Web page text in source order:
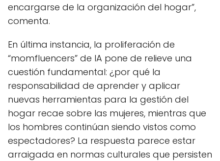
encargarse de la organización del hogar”,
comenta.
En última instancia, la proliferación de
“momfluencers” de IA pone de relieve una
cuestión fundamental: ¿por qué la
responsabilidad de aprender y aplicar
nuevas herramientas para la gestión del
hogar recae sobre las mujeres, mientras que
los hombres continúan siendo vistos como
espectadores? La respuesta parece estar
arraigada en normas culturales que persisten